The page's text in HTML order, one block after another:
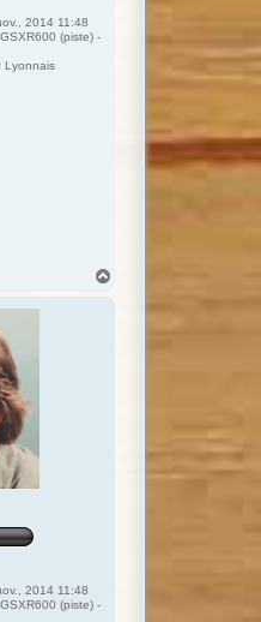
2014 11:48
(piste) -
Lyonnais
2014 11:48
(piste) -